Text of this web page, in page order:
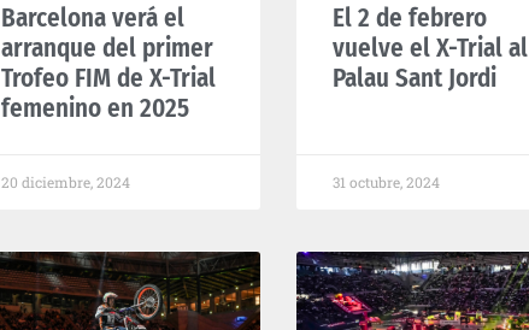
Barcelona verá el
arranque del primer
Trofeo FIM de X-Trial
femenino en 2025
20 diciembre, 2024
El 2 de febrero
vuelve el X-Trial al
Palau Sant Jordi
31 octubre, 2024